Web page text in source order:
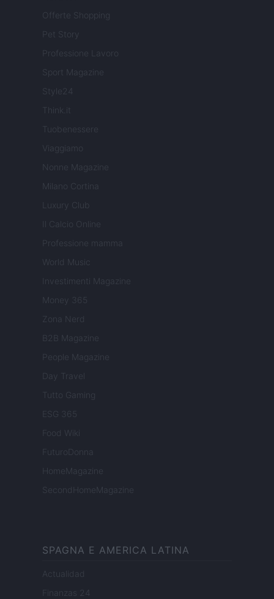
Offerte Shopping
Pet Story
Professione Lavoro
Sport Magazine
Style24
Think.it
Tuobenessere
Viaggiamo
Nonne Magazine
Milano Cortina
Luxury Club
Il Calcio Online
Professione mamma
World Music
Investimenti Magazine
Money 365
Zona Nerd
B2B Magazine
People Magazine
Day Travel
Tutto Gaming
ESG 365
Food Wiki
FuturoDonna
HomeMagazine
SecondHomeMagazine
SPAGNA E AMERICA LATINA
Actualidad
Finanzas 24